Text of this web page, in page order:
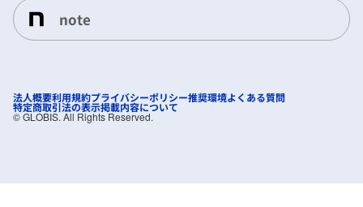
note
法人概要利用規約プライバシーポリシー推奨環境よくある質問
特定商取引法の表示掲載内容について
©︎ GLOBIS. All Rights Reserved.